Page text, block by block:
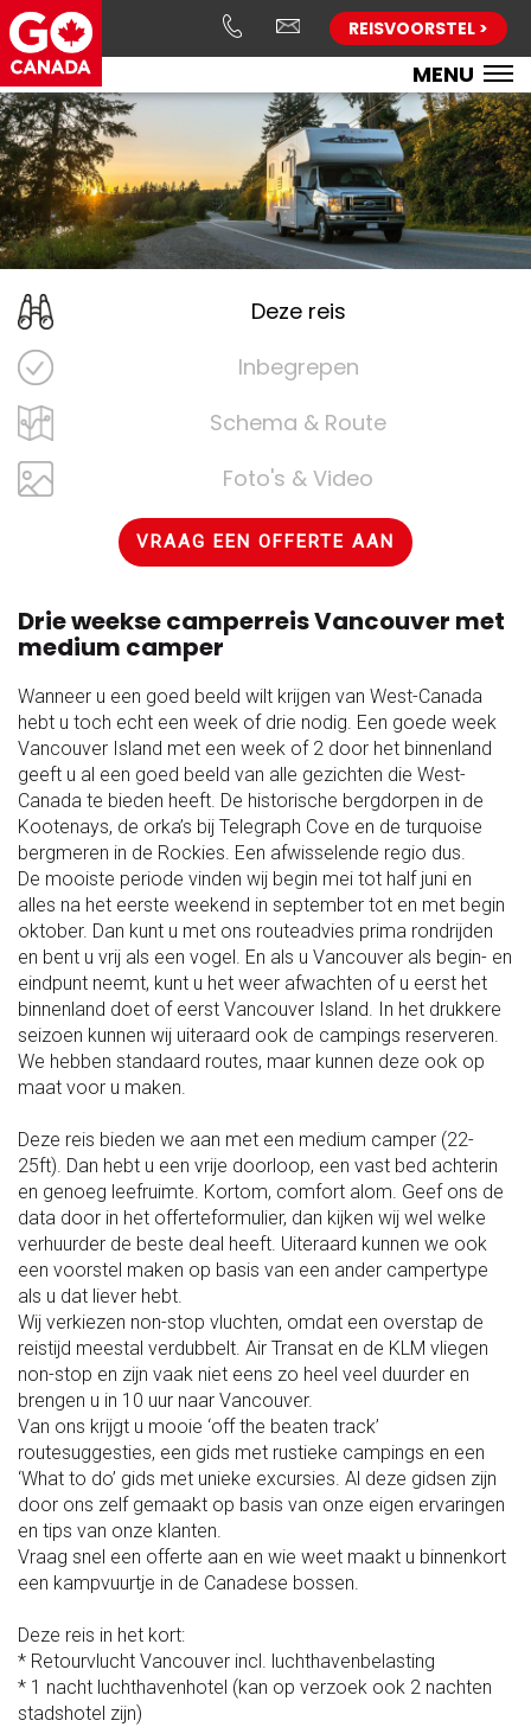
REISVOORSTEL >
MENU
Deze reis
Inbegrepen
Schema & Route
Foto's & Video
VRAAG EEN OFFERTE AAN
Drie weekse camperreis Vancouver met
medium camper
Wanneer u een goed beeld wilt krijgen van West-Canada
hebt u toch echt een week of drie nodig. Een goede week
Vancouver Island met een week of 2 door het binnenland
geeft u al een goed beeld van alle gezichten die West-
Canada te bieden heeft. De historische bergdorpen in de
Kootenays, de orka’s bij Telegraph Cove en de turquoise
bergmeren in de Rockies. Een afwisselende regio dus.
De mooiste periode vinden wij begin mei tot half juni en
alles na het eerste weekend in september tot en met begin
oktober. Dan kunt u met ons routeadvies prima rondrijden
en bent u vrij als een vogel. En als u Vancouver als begin- en
eindpunt neemt, kunt u het weer afwachten of u eerst het
binnenland doet of eerst Vancouver Island. In het drukkere
seizoen kunnen wij uiteraard ook de campings reserveren.
We hebben standaard routes, maar kunnen deze ook op
maat voor u maken.
Deze reis bieden we aan met een medium camper (22-
25ft). Dan hebt u een vrije doorloop, een vast bed achterin
en genoeg leefruimte. Kortom, comfort alom. Geef ons de
data door in het offerteformulier, dan kijken wij wel welke
verhuurder de beste deal heeft. Uiteraard kunnen we ook
een voorstel maken op basis van een ander campertype
als u dat liever hebt.
Wij verkiezen non-stop vluchten, omdat een overstap de
reistijd meestal verdubbelt. Air Transat en de KLM vliegen
non-stop en zijn vaak niet eens zo heel veel duurder en
brengen u in 10 uur naar Vancouver.
Van ons krijgt u mooie ‘off the beaten track’
routesuggesties, een gids met rustieke campings en een
‘What to do’ gids met unieke excursies. Al deze gidsen zijn
door ons zelf gemaakt op basis van onze eigen ervaringen
en tips van onze klanten.
Vraag snel een offerte aan en wie weet maakt u binnenkort
een kampvuurtje in de Canadese bossen.
Deze reis in het kort:
* Retourvlucht Vancouver incl. luchthavenbelasting
* 1 nacht luchthavenhotel (kan op verzoek ook 2 nachten
stadshotel zijn)